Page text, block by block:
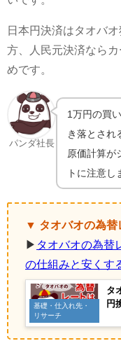
日本円決済はタオバ
方、人民元決済なら
めです。
パンダ社長
1万円の買
き落とされ
原価計算が
トに注意し
▼ タオバオの為替
▶ タオバオの為替
の仕組みと安くす
基礎・仕入れ先・
リサーチ
タ
円